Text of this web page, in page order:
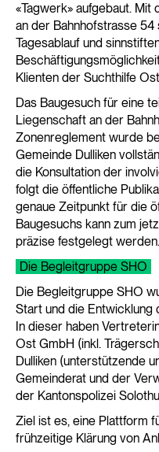
«Tagwerk» aufgebaut.
an der Bahnhofstrasse
Tagesablauf und
Klienten der Suchthilfe
Das Baugesuch für eine
Liegenschaft an der
Zonenreglement wurde
Gemeinde Dulliken
die Konsultation der
folgt die öffentliche
genaue Zeitpunkt für die
Baugesuchs kann zum
präzise festgelegt werden.
Die Begleitgruppe SHO
Die Begleitgruppe SHO
Start und die
In dieser haben
Ost GmbH (inkl.
Dulliken (unterstützende
Gemeinderat und der
der Kantonspolizei
Ziel ist es, eine Plattform
frühzeitige Klärung von